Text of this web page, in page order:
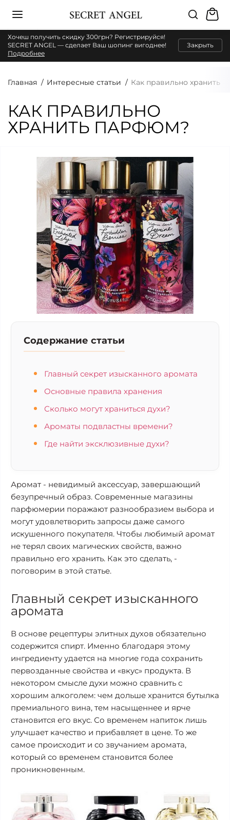
Хочеш получить скидку 300грн? Регистрируйся!
SECRET ANGEL — сделает Ваш шопинг вигоднее!
Подробнее
Закрыть
Главная Интересные статьи Как правильно хранить
КАК ПРАВИЛЬНО
ХРАНИТЬ ПАРФЮМ?
Содержание статьи
Главный секрет изысканного аромата
Основные правила хранения
Сколько могут храниться духи?
Ароматы подвластны времени?
Где найти эксклюзивные духи?
Аромат - невидимый аксессуар, завершающий
безупречный образ. Современные магазины
парфюмерии поражают разнообразием выбора и
могут удовлетворить запросы даже самого
искушенного покупателя. Чтобы любимый аромат
не терял своих магических свойств, важно
правильно его хранить. Как это сделать, -
поговорим в этой статье.
Главный секрет изысканного
аромата
В основе рецептуры элитных духов обязательно
содержится спирт. Именно благодаря этому
ингредиенту удается на многие года сохранить
первозданные свойства и «вкус» продукта. В
некотором смысле духи можно сравнить с
хорошим алкоголем: чем дольше хранится бутылка
премиального вина, тем насыщеннее и ярче
становится его вкус. Со временем напиток лишь
улучшает качество и прибавляет в цене. То же
самое происходит и со звучанием аромата,
который со временем становится более
проникновенным.